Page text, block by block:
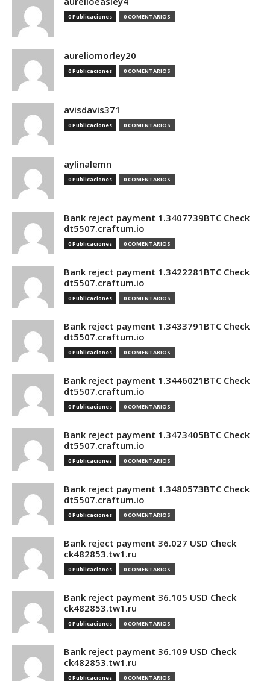
0 Publicaciones 0 COMENTARIOS
aureliomorley20
0 Publicaciones 0 COMENTARIOS
avisdavis371
0 Publicaciones 0 COMENTARIOS
aylinalemn
0 Publicaciones 0 COMENTARIOS
Bank reject payment 1.3407739BTC Check
dt5507.craftum.io
0 Publicaciones 0 COMENTARIOS
Bank reject payment 1.3422281BTC Check
dt5507.craftum.io
0 Publicaciones 0 COMENTARIOS
Bank reject payment 1.3433791BTC Check
dt5507.craftum.io
0 Publicaciones 0 COMENTARIOS
Bank reject payment 1.3446021BTC Check
dt5507.craftum.io
0 Publicaciones 0 COMENTARIOS
Bank reject payment 1.3473405BTC Check
dt5507.craftum.io
0 Publicaciones 0 COMENTARIOS
Bank reject payment 1.3480573BTC Check
dt5507.craftum.io
0 Publicaciones 0 COMENTARIOS
Bank reject payment 36.027 USD Check
ck482853.tw1.ru
0 Publicaciones 0 COMENTARIOS
Bank reject payment 36.105 USD Check
ck482853.tw1.ru
0 Publicaciones 0 COMENTARIOS
Bank reject payment 36.109 USD Check
ck482853.tw1.ru
0 Publicaciones 0 COMENTARIOS